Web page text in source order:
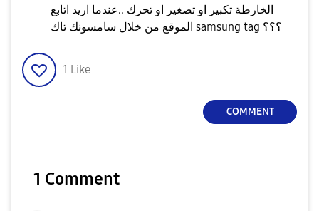
الخارطة تكبير او تصغير او تحرك ..عندما اريد اتابع
1 Like
COMMENT
1 Comment